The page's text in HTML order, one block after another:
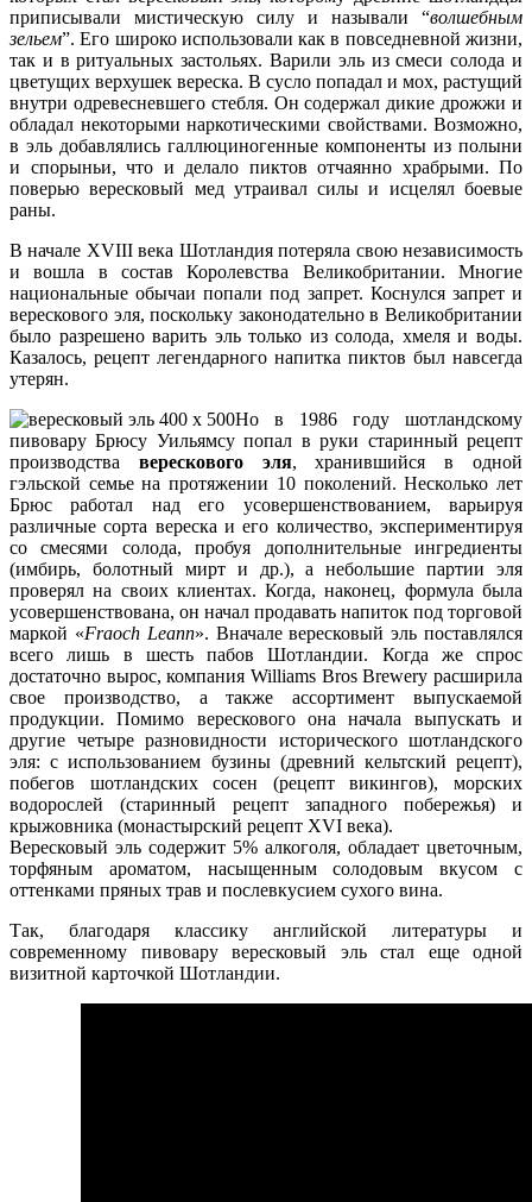
приписывали мистическую силу и называли “волшебным
зельем”. Его широко использовали как в повседневной жизни,
так и в ритуальных застольях. Варили эль из смеси солода и
цветущих верхушек вереска. В сусло попадал и мох, растущий
внутри одревесневшего стебля. Он содержал дикие дрожжи и
обладал некоторыми наркотическими свойствами. Возможно,
в эль добавлялись галлюциногенные компоненты из полыни
и спорыньи, что и делало пиктов отчаянно храбрыми. По
поверью вересковый мед утраивал силы и исцелял боевые
раны.
В начале XVIII века Шотландия потеряла свою независимость
и вошла в состав Королевства Великобритании. Многие
национальные обычаи попали под запрет. Коснулся запрет и
верескового эля, поскольку законодательно в Великобритании
было разрешено варить эль только из солода, хмеля и воды.
Казалось, рецепт легендарного напитка пиктов был навсегда
утерян.
Но в 1986 году шотландскому
пивовару Брюсу Уильямсу попал в руки старинный рецепт
производства верескового эля, хранившийся в одной
гэльской семье на протяжении 10 поколений. Несколько лет
Брюс работал над его усовершенствованием, варьируя
различные сорта вереска и его количество, экспериментируя
со смесями солода, пробуя дополнительные ингредиенты
(имбирь, болотный мирт и др.), а небольшие партии эля
проверял на своих клиентах. Когда, наконец, формула была
усовершенствована, он начал продавать напиток под торговой
маркой «Fraoch Leann». Вначале вересковый эль поставлялся
всего лишь в шесть пабов Шотландии. Когда же спрос
достаточно вырос,компания Williams Bros Brewery расширила
свое производство, а также ассортимент выпускаемой
продукции. Помимо верескового она начала выпускать и
другие четыре разновидности исторического шотландского
эля: с использованием бузины (древний кельтский рецепт),
побегов шотландских сосен (рецепт викингов), морских
водорослей (старинный рецепт западного побережья) и
крыжовника (монастырский рецепт XVI века).
Вересковый эль содержит 5% алкоголя, обладает цветочным,
торфяным ароматом, насыщенным солодовым вкусом с
оттенками пряных трав и послевкусием сухого вина.
Так, благодаря классику английской литературы и
современному пивовару вересковый эль стал еще одной
визитной карточкой Шотландии.